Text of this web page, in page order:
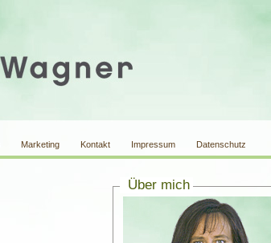
Marketing Kontakt Impressum Datenschutz
Über mich